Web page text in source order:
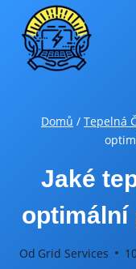
Přeskočit
obsah
Domů / Tepelná
Jaké
optimální
Od Grid Services